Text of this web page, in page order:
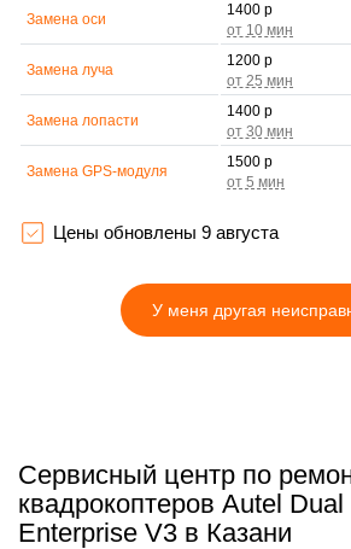
Замена оси
1400 р
Замена луча
1200 р
Замена лопасти
1400 р
Замена GPS-модуля
1500 р
Замена корпуса
Настройка шифрования
1000 р
Цены обновлены 9 августа
У меня другая
Сервисный центр по
квадрокоптеров Autel Dual
Enterprise V3 в Казани